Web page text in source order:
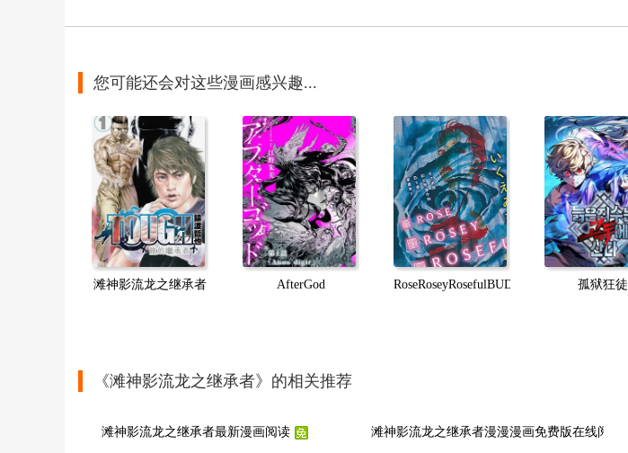
您可能还会对这些漫画感兴趣...
滩神影流龙之继承者 AfterGod RoseRoseyRosefulBUD 孤狱狂徒
《滩神影流龙之继承者》的相关推荐
滩神影流龙之继承者最新漫画阅读 滩神影流龙之继承者漫漫漫画免费版在线阅读